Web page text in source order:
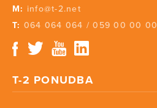
M: info@t-2.net
T: 064 064 064 /059 00 00 00
T-2 PONUDBA